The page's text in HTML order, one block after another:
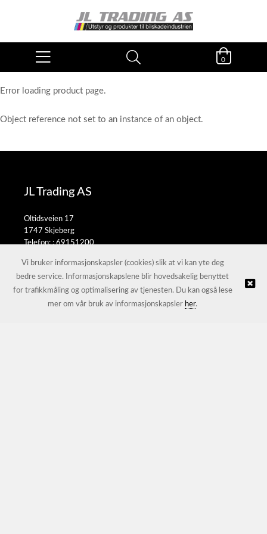
0
Error loading product page.
Object reference not set to an instance of an object.
JL Trading AS
Oltidsveien 17
1747 Skjeberg
Telefon: :69151200
© JL Trading AS |Nettbutikk levert av Kréatif
Vi bruker informasjonskapsler (cookies) slik at vi kan yte deg
bedre service. Informasjonskapslene blir hovedsakelig benyttet
for trafikkmåling og optimalisering av tjenesten. Du kan også lese
mer om vår bruk av informasjonskapsler her.